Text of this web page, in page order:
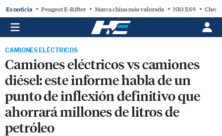
Es noticia Peugeot E-Rifter Marca china más valorada NIO ES9 Chery
CAMIONES ELÉCTRICOS
Camiones eléctricos vs camiones
diésel: este informe habla de un
punto de inflexión definitivo que
ahorrará millones de litros de
petróleo